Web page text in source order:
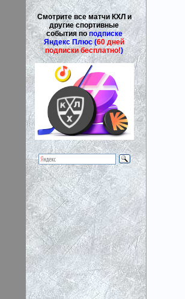
Смотрите все матчи КХЛ и
другие спортивные
события поподписке
Яндекс Плюс (60 дней
подписки бесплатно!)